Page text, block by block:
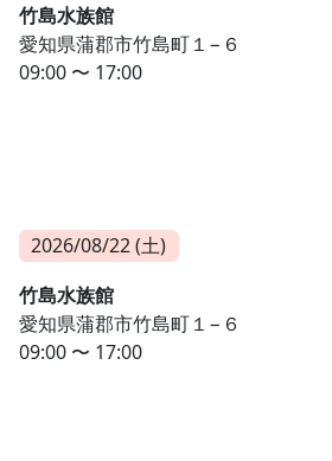
竹島水族館
愛知県蒲郡市竹島町１−６
09:00 〜 17:00
2026/08/22 (土)
竹島水族館
愛知県蒲郡市竹島町１−６
09:00 〜 17:00